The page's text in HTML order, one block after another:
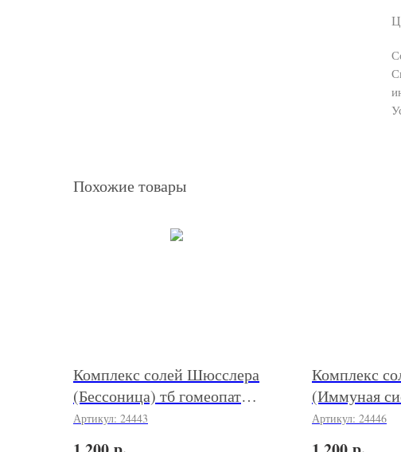
Похожие товары
Комплекс солей Шюсслера
(Бессоница) тб гомеопат
№200 уп
Артикул: 24443
Комплекс
(Иммуная
гомеопат
Артикул: 24446